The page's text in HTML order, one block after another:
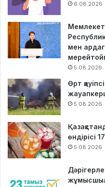
6.08.2026
Мемлекет
мен
5.08.2026
Өрт
5.08.2026
өндірісі
5.08.2026